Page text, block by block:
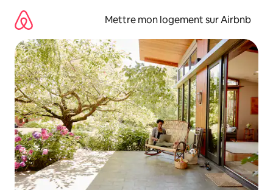
directement
contenu
Mettre mon logement sur Airbnb